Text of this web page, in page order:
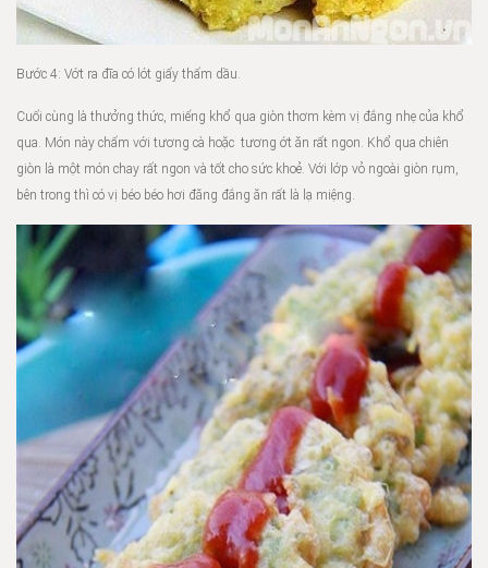
Bước 4: Vớt ra đĩa có lót giấy thấm dầu.
Cuối cùng là thưởng thức, miếng khổ qua giòn thơm kèm vị đắng nhẹ của khổ
qua. Món này chấm với tương cà hoặc tương ớt ăn rất ngon. Khổ qua chiên
giòn là một món chay rất ngon và tốt cho sức khoẻ. Với lớp vỏ ngoài giòn rụm,
bên trong thì có vị béo béo hơi đăng đắng ăn rất là lạ miệng.